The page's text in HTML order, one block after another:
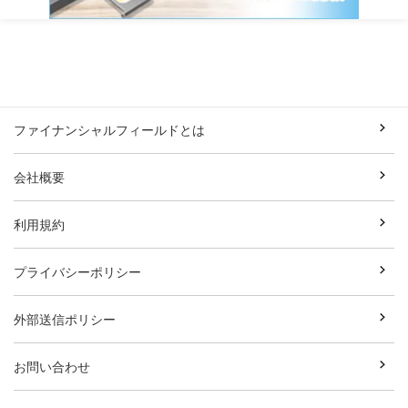
ファイナンシャルフィールドとは
会社概要
利用規約
プライバシーポリシー
外部送信ポリシー
お問い合わせ